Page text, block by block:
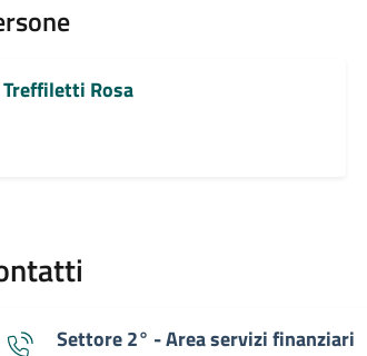
Treffiletti Rosa
Settore 2° - Area servizi finanziari